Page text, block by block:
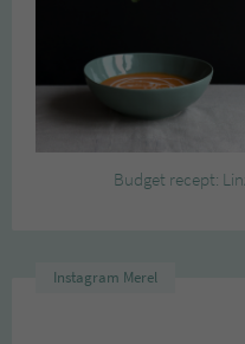
Budget recept:
Instagram Merel